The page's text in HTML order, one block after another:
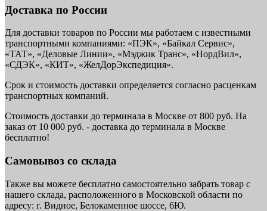
Доставка по России
Для доставки товаров по России мы работаем с известными
транспортными компаниями: «ПЭК», «Байкал Сервис»,
«ТАТ», «Деловые Линии», «Мэджик Транс», «НордВил»,
«СДЭК», «КИТ», «ЖелДорЭкспедиция».
Срок и стоимость доставки определяется согласно расценкам
транспортных компаний.
Стоимость доставки до терминала в Москве от 800 руб. На
заказ от 10 000 руб. - доставка до терминала в Москве
бесплатно!
Самовывоз со склада
Также вы можете бесплатно самостоятельно забрать товар с
нашего склада, расположенного в Московской области по
адресу: г. Видное, Белокаменное шоссе, 6Ю.